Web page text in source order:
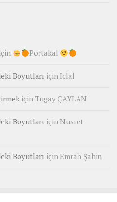
için Portakal
Boyutları için Iclal
için Tugay ÇAYLAN
Boyutları için Nusret
Boyutları için Emrah Şahin